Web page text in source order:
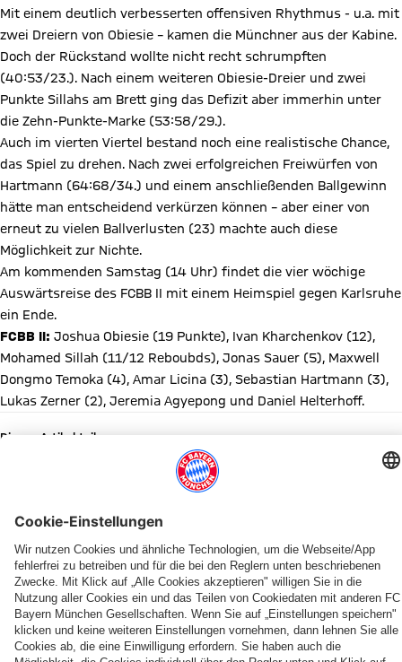
Mit einem deutlich verbesserten offensiven Rhythmus - u.a. mit
zwei Dreiern von Obiesie – kamen die Münchner aus der Kabine.
Doch der Rückstand wollte nicht recht schrumpften
(40:53/23.). Nach einem weiteren Obiesie-Dreier und zwei
Punkte Sillahs am Brett ging das Defizit aber immerhin unter
die Zehn-Punkte-Marke (53:58/29.).
Auch im vierten Viertel bestand noch eine realistische Chance,
das Spiel zu drehen. Nach zwei erfolgreichen Freiwürfen von
Hartmann (64:68/34.) und einem anschließenden Ballgewinn
hätte man entscheidend verkürzen können – aber einer von
erneut zu vielen Ballverlusten (23) machte auch diese
Möglichkeit zur Nichte.
Am kommenden Samstag (14 Uhr) findet die vier wöchige
Auswärtsreise des FCBB II mit einem Heimspiel gegen Karlsruhe
ein Ende.
FCBB II: Joshua Obiesie (19 Punkte), Ivan Kharchenkov (12),
Mohamed Sillah (11/12 Reboubds), Jonas Sauer (5), Maxwell
Dongmo Temoka (4), Amar Licina (3), Sebastian Hartmann (3),
Lukas Zerner (2), Jeremia Agyepong und Daniel Helterhoff.
Diesen Artikel teilen
WEITERE NEWS
NEWS
Der
FC
Bayern
BUNDESLIGA
Zum
BBL-
Start
PRESEASON
Teampräsentation
der
Bayern
KADERUPDATE
Miles
&
More
PROB
Leverkusen
neu
im
YOUTUBE
Willkommen
Tobias
&
DIE FLEXIBLE ALTERNATIVE
FlexPass
GEBURTSTAGE
Happy
Birthday,
Miles